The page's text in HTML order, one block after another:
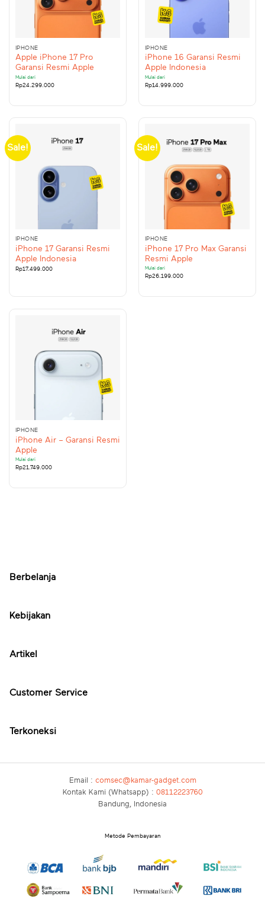
IPHONE
Apple iPhone 17 Pro
Garansi Resmi Apple
Mulai dari
Rp24.299.000
IPHONE
iPhone 16 Garansi Resmi
Apple Indonesia
Mulai dari
Rp14.999.000
Sale!
IPHONE
iPhone 17 Garansi Resmi
Apple Indonesia
Rp17.499.000
Sale!
IPHONE
iPhone 17 Pro Max Garansi
Resmi Apple
Mulai dari
Rp26.199.000
IPHONE
iPhone Air – Garansi Resmi
Apple
Mulai dari
Rp21.749.000
Berbelanja
Kebijakan
Artikel
Customer Service
Terkoneksi
Email : comsec@kamar-gadget.com
Kontak Kami (Whatsapp) : 08112223760
Bandung, Indonesia
Metode Pembayaran